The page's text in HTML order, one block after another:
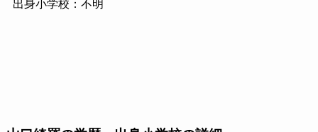
出身小学校：不明